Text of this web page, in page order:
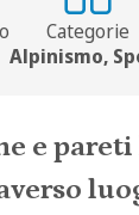
Categorie
Alpinismo,
e